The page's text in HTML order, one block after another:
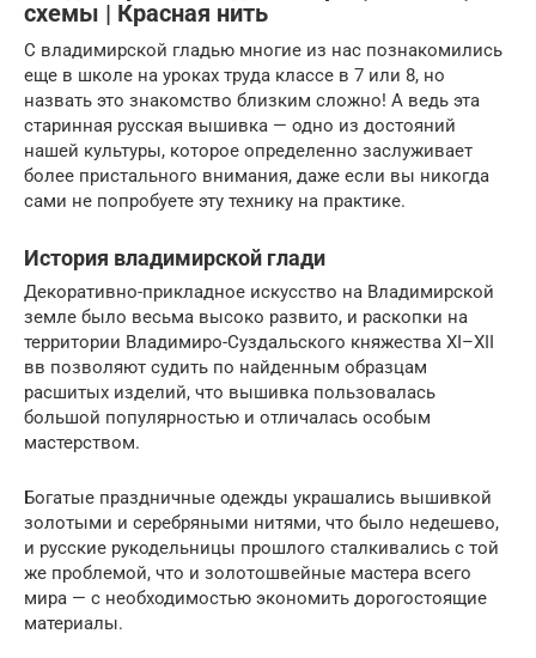
схемы | Красная нить
С владимирской гладью многие из нас познакомились
еще в школе на уроках труда классе в 7 или 8, но
назвать это знакомство близким сложно! А ведь эта
старинная русская вышивка — одно из достояний
нашей культуры, которое определенно заслуживает
более пристального внимания, даже если вы никогда
сами не попробуете эту технику на практике.
История владимирской глади
Декоративно-прикладное искусство на Владимирской
земле было весьма высоко развито, и раскопки на
территории Владимиро-Суздальского княжества XI–XII
вв позволяют судить по найденным образцам
расшитых изделий, что вышивка пользовалась
большой популярностью и отличалась особым
мастерством.
Богатые праздничные одежды украшались вышивкой
золотыми и серебряными нитями, что было недешево,
и русские рукодельницы прошлого сталкивались с той
же проблемой, что и золотошвейные мастера всего
мира — с необходимостью экономить дорогостоящие
материалы.